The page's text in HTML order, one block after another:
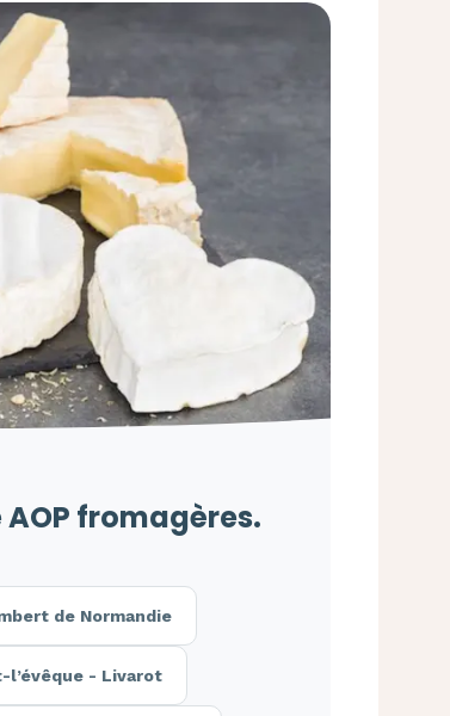
fromagères.
de Normandie
l’évêque - Livarot